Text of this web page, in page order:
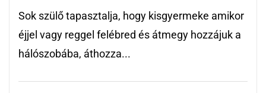
Sok szülő tapasztalja, hogy kisgyermeke amikor
éjjel vagy reggel felébred és átmegy hozzájuk a
hálószobába, áthozza...